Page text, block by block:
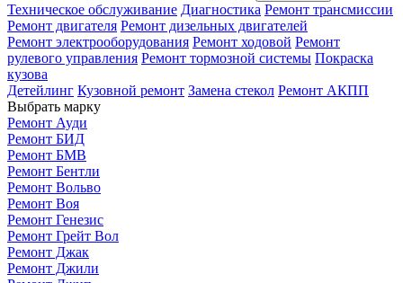
Техническое обслуживание Диагностика Ремонт трансмиссии
Ремонт двигателя Ремонт дизельных двигателей
Ремонт электрооборудования Ремонт ходовой Ремонт
рулевого управления Ремонт тормозной системы Покраска
кузова
Детейлинг Кузовной ремонт Замена стекол Ремонт АКПП
Выбрать марку
Ремонт Ауди
Ремонт БИД
Ремонт БМВ
Ремонт Бентли
Ремонт Вольво
Ремонт Воя
Ремонт Генезис
Ремонт Грейт Вол
Ремонт Джак
Ремонт Джили